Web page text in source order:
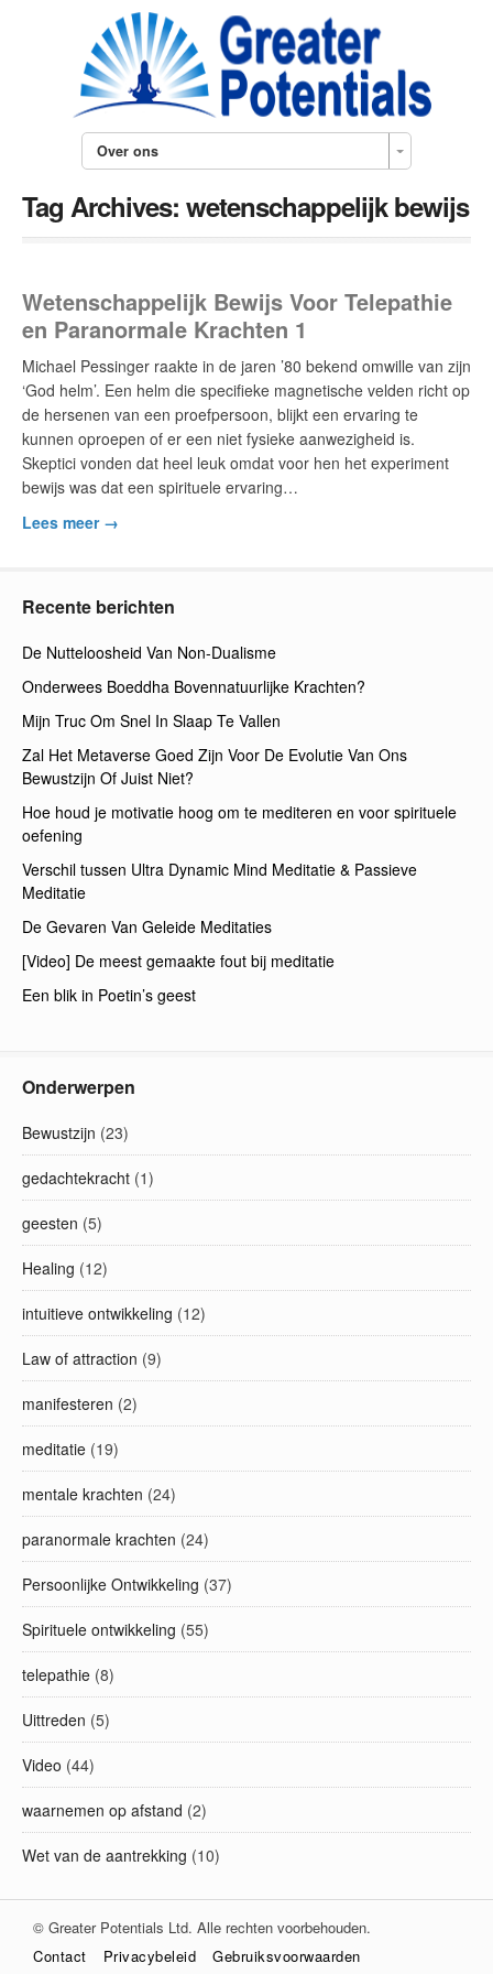
Over ons
Tag Archives: wetenschappelijk bewijs
Wetenschappelijk Bewijs Voor Telepathie
en Paranormale Krachten 1
Michael Pessinger raakte in de jaren ’80 bekend omwille van zijn
‘God helm’. Een helm die specifieke magnetische velden richt op
de hersenen van een proefpersoon, blijkt een ervaring te
kunnen oproepen of er een niet fysieke aanwezigheid is.
Skeptici vonden dat heel leuk omdat voor hen het experiment
bewijs was dat een spirituele ervaring…
Lees meer →
Recente berichten
De Nutteloosheid Van Non-Dualisme
Onderwees Boeddha Bovennatuurlijke Krachten?
Mijn Truc Om Snel In Slaap Te Vallen
Zal Het Metaverse Goed Zijn Voor De Evolutie Van Ons
Bewustzijn Of Juist Niet?
Hoe houd je motivatie hoog om te mediteren en voor spirituele
oefening
Verschil tussen Ultra Dynamic Mind Meditatie & Passieve
Meditatie
De Gevaren Van Geleide Meditaties
[Video] De meest gemaakte fout bij meditatie
Een blik in Poetin’s geest
Onderwerpen
Bewustzijn (23)
gedachtekracht (1)
geesten (5)
Healing (12)
intuitieve ontwikkeling (12)
Law of attraction (9)
manifesteren (2)
meditatie (19)
mentale krachten (24)
paranormale krachten (24)
Persoonlijke Ontwikkeling (37)
Spirituele ontwikkeling (55)
telepathie (8)
Uittreden (5)
Video (44)
waarnemen op afstand (2)
Wet van de aantrekking (10)
© Greater Potentials Ltd. Alle rechten voorbehouden.
Contact
Privacybeleid Gebruiksvoorwaarden